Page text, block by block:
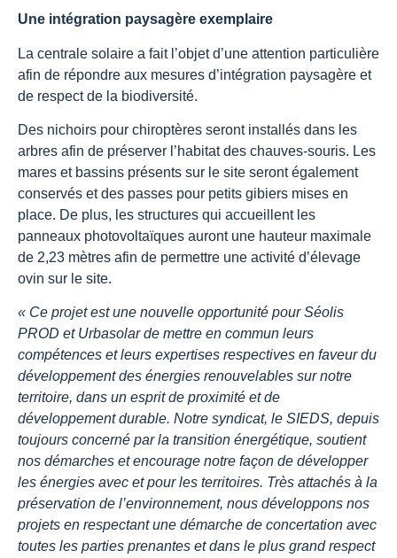
Une intégration paysagère exemplaire
La centrale solaire a fait l’objet d’une attention particulière
afin de répondre aux mesures d’intégration paysagère et
de respect de la biodiversité.
Des nichoirs pour chiroptères seront installés dans les
arbres afin de préserver l’habitat des chauves-souris. Les
mares et bassins présents sur le site seront également
conservés et des passes pour petits gibiers mises en
place. De plus, les structures qui accueillent les
panneaux photovoltaïques auront une hauteur maximale
de 2,23 mètres afin de permettre une activité d’élevage
ovin sur le site.
« Ce projet est une nouvelle opportunité pour Séolis
PROD et Urbasolar de mettre en commun leurs
compétences et leurs expertises respectives en faveur du
développement des énergies renouvelables sur notre
territoire, dans un esprit de proximité et de
développement durable. Notre syndicat, le SIEDS, depuis
toujours concerné par la transition énergétique, soutient
nos démarches et encourage notre façon de développer
les énergies avec et pour les territoires. Très attachés à la
préservation de l’environnement, nous développons nos
projets en respectant une démarche de concertation avec
toutes les parties prenantes et dans le plus grand respect